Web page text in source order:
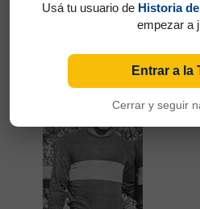
Partidos jugados por
Peña, Ignacio Ramón
Usá tu usuario de Historia
empezar a
Entrar a la
Cerrar y seguir